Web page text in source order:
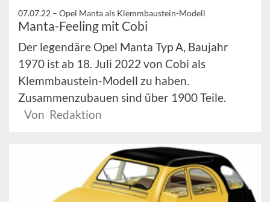
07.07.22 – Opel Manta als Klemmbaustein-Modell
Manta-Feeling mit Cobi
Der legendäre Opel Manta Typ A, Baujahr
1970 ist ab 18. Juli 2022 von Cobi als
Klemmbaustein-Modell zu haben.
Zusammenzubauen sind über 1900 Teile.
Von Redaktion